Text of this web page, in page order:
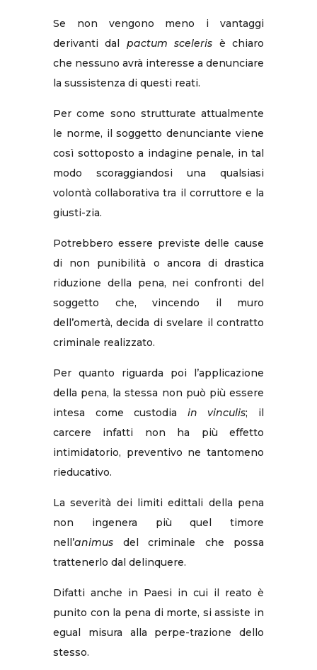
Se non vengono meno i vantaggi
derivanti dal pactum sceleris è chiaro
che nessuno avrà interesse a denunciare
la sussistenza di questi reati.
Per come sono strutturate attualmente
le norme, il soggetto denunciante viene
così sottoposto a indagine penale, in tal
modo scoraggiandosi una qualsiasi
volontà collaborativa tra il corruttore e la
giusti-zia.
Potrebbero essere previste delle cause
di non punibilità o ancora di drastica
riduzione della pena, nei confronti del
soggetto che, vincendo il muro
dell’omertà, decida di svelare il contratto
criminale realizzato.
Per quanto riguarda poi l’applicazione
della pena, la stessa non può più essere
intesa come custodia in vinculis; il
carcere infatti non ha più effetto
intimidatorio, preventivo ne tantomeno
rieducativo.
La severità dei limiti edittali della pena
non ingenera più quel timore
nell’animus del criminale che possa
trattenerlo dal delinquere.
Difatti anche in Paesi in cui il reato è
punito con la pena di morte, si assiste in
egual misura alla perpe-trazione dello
stesso.